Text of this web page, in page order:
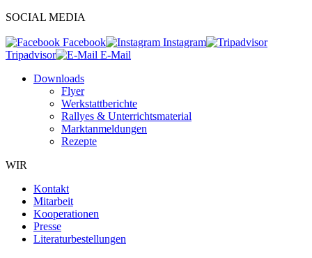
SOCIAL MEDIA
Facebook
Instagram
Tripadvisor
E-Mail
Downloads
Flyer
Werkstattberichte
Rallyes & Unterrichtsmaterial
Marktanmeldungen
Rezepte
WIR
Kontakt
Mitarbeit
Kooperationen
Presse
Literaturbestellungen